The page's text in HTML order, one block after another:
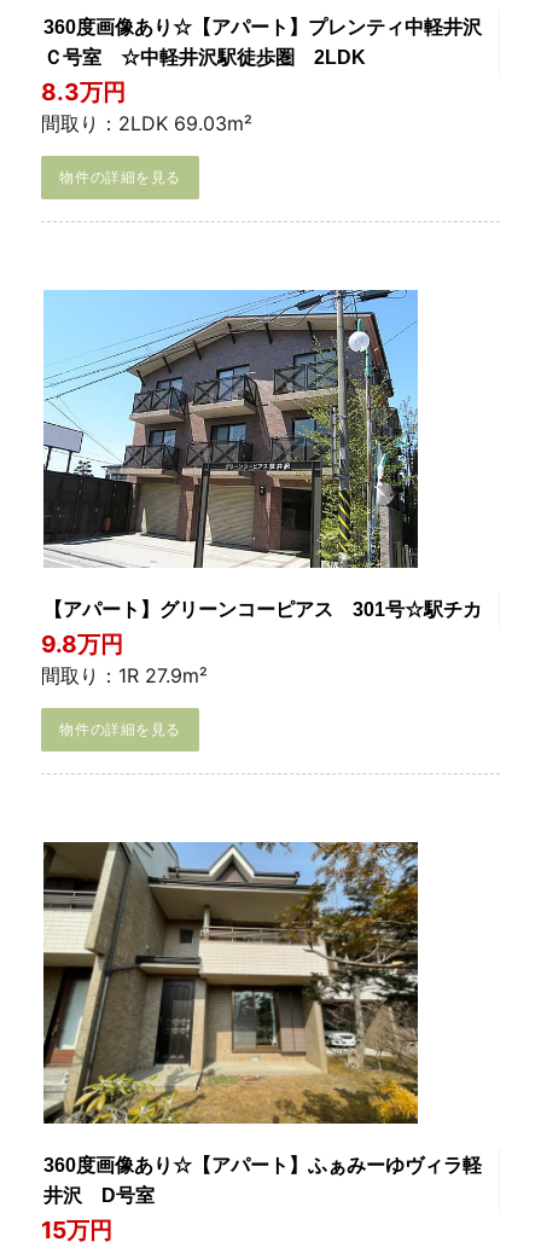
360度画像あり☆【アパート】プレンティ中軽井沢
Ｃ号室 ☆中軽井沢駅徒歩圏 2LDK
8.3万円
間取り：2LDK 69.03m²
物件の詳細を見る
【アパート】グリーンコーピアス 301号☆駅チカ
9.8万円
間取り：1R 27.9m²
物件の詳細を見る
360度画像あり☆【アパート】ふぁみーゆヴィラ軽
井沢 D号室
15万円